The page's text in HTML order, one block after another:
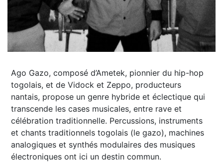
Ago Gazo, composé d’Ametek, pionnier du hip-hop
togolais, et de Vidock et Zeppo, producteurs
nantais, propose un genre hybride et éclectique qui
transcende les cases musicales, entre rave et
célébration traditionnelle. Percussions, instruments
et chants traditionnels togolais (le gazo), machines
analogiques et synthés modulaires des musiques
électroniques ont ici un destin commun.